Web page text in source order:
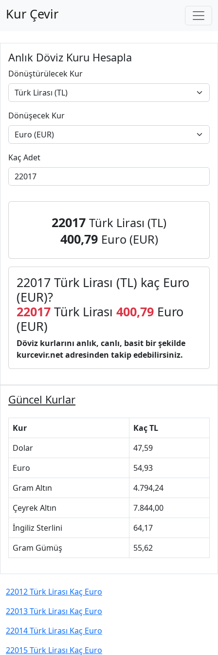
Kur Çevir
Anlık Döviz Kuru Hesapla
Dönüştürülecek Kur
Dönüşecek Kur
Kaç Adet
22017 Türk Lirası (TL)
400,79 Euro (EUR)
22017 Türk Lirası (TL) kaç Euro
(EUR)?
22017 Türk Lirası 400,79 Euro
(EUR)
Döviz kurlarını anlık, canlı, basit bir şekilde
kurcevir.net adresinden takip edebilirsiniz.
Güncel Kurlar
Kur
Kaç TL
Dolar
47,59
Euro
54,93
Gram Altın
4.794,24
Çeyrek Altın
7.844,00
İngiliz Sterlini
64,17
Gram Gümüş
55,62
22012 Türk Lirası Kaç Euro
22013 Türk Lirası Kaç Euro
22014 Türk Lirası Kaç Euro
22015 Türk Lirası Kaç Euro